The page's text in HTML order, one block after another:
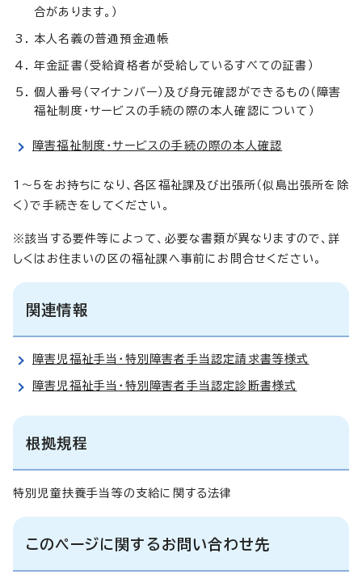
合があります。）
本人名義の普通預金通帳
年金証書（受給資格者が受給しているすべての証書）
個人番号（マイナンバー）及び身元確認ができるもの（障害
福祉制度・サービスの手続の際の本人確認について）
障害福祉制度・サービスの手続の際の本人確認
1～5をお持ちになり、各区福祉課及び出張所（似島出張所を除
く）で手続きをしてください。
※該当する要件等によって、必要な書類が異なりますので、詳
しくはお住まいの区の福祉課へ事前にお問合せください。
関連情報
障害児福祉手当・特別障害者手当認定請求書等様式
障害児福祉手当・特別障害者手当認定診断書様式
根拠規程
特別児童扶養手当等の支給に関する法律
このページに関するお問い合わせ先